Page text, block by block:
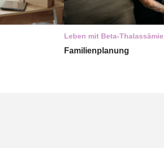
Leben mit Beta-Thalassämie
Familienplanung